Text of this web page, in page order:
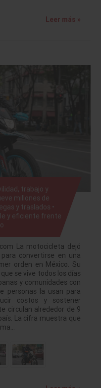
Leer más »
trabajo y
millones de
y traslados •
y eficiente frente
La motocicleta dejó
convertirse en una
orden en México. Su
se vive todos los días
y comunidades con
personas la usan para
costos y sostener
circulan alrededor de 9
La cifra muestra que